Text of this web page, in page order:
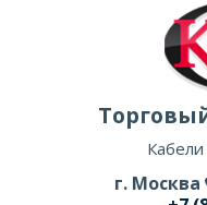
г. Москва